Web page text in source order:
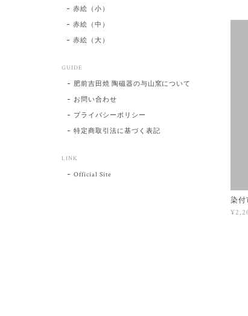
染付
赤絵（小）
赤絵（中）
赤絵（大）
GUIDE
肥前吉田焼 陶磁器の与山窯について
お問い合わせ
プライバシーポリシー
特定商取引法に基づく表記
LINK
Official Site